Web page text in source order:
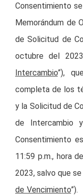
Consentimiento
Memorándum de
de Solicitud de
octubre del
Intercambio”),
completa de los
y la Solicitud de
de Intercambio
Consentimiento
11:59 p.m., hora
2023, salvo que
de Vencimiento”).